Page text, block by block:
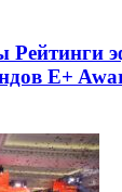
Рейтинги
E+